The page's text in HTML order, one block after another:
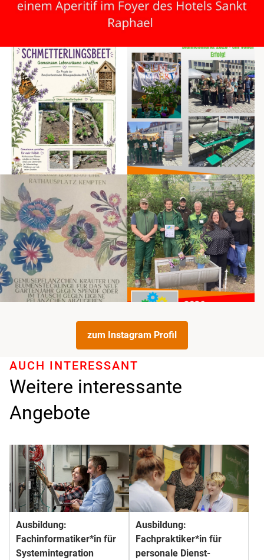
zum Instagram Profil
Weitere interessante
Angebote
AUCH INTERESSANT
Ausbildung:
Fachinformatiker*in für
Systemintegration
Ausbildung:
Fachpraktiker*in für
personale Dienst­